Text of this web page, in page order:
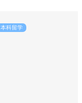
本科留学